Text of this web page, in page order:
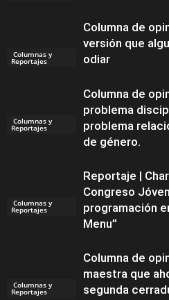
Columnas y
Reportajes
Columna de
versión que
odiar
Columnas y
Reportajes
Columna de
problema
problema
de género.
Columnas y
Reportajes
Reportaje |
Congreso
programación
Menu”
Columnas y
Reportajes
Columna de
maestra que
segunda